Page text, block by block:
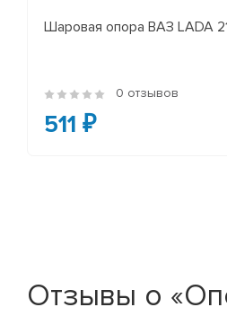
Шаровая опора ВАЗ LADA
0 отзывов
511 ₽
Отзывы о